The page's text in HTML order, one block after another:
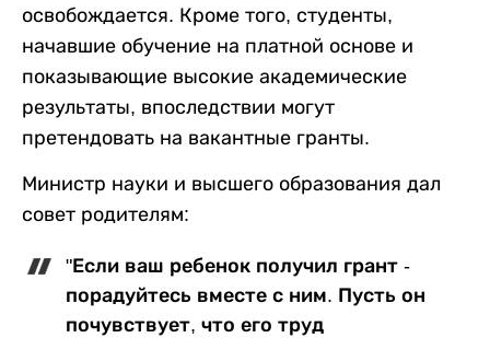
освобождается. Кроме того, студенты,
начавшие обучение на платной основе и
показывающие высокие академические
результаты, впоследствии могут
претендовать на вакантные гранты.
Министр науки и высшего образования дал
совет родителям:
"Если ваш ребенок получил грант -
порадуйтесь вместе с ним. Пусть он
почувствует, что его труд